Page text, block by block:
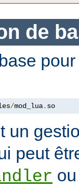
de
/mod_lua. so
un
peut